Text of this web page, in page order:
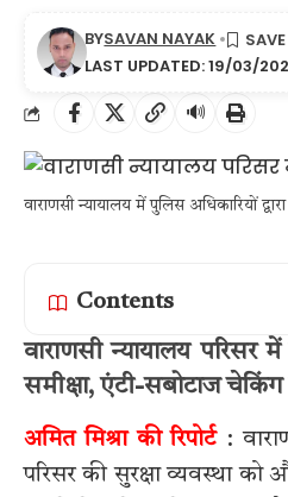
LAST UPDATED: 19/03/
BYSAVAN NAYAK
🔊
वाराणसी न्यायालय में पुलिस अधिकारियों
Contents
वाराणसी न्यायालय परिसर
समीक्षा, एंटी-सबोटाज
अमित मिश्रा की रिपोर्ट:
परिसर की सुरक्षा व्यवस्था